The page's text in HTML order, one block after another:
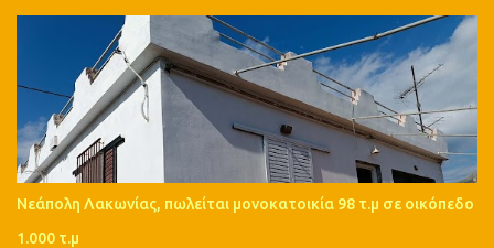
Νεάπολη Λακωνίας, πωλείται μονοκατοικία 98 τ.μ σε οικόπεδο
1.000 τ.μ